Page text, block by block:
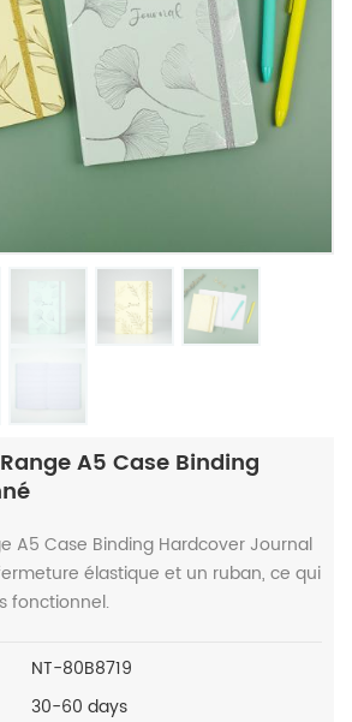
A5 Case Binding
A5 Case Binding Hardcover Journal
élastique et un ruban, ce qui
fonctionnel.
NT-80B8719
30-60 days